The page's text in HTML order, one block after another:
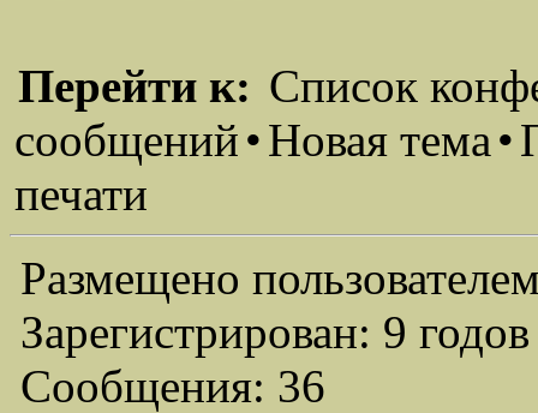
Перейти к: Список
сообщений•Новая тема•
печати
Размещено
Зарегистрирован: 9
Сообщения: 36